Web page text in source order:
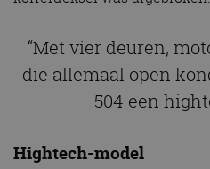
“Met vier deuren,
die allemaal open
504 een
Hightech-model